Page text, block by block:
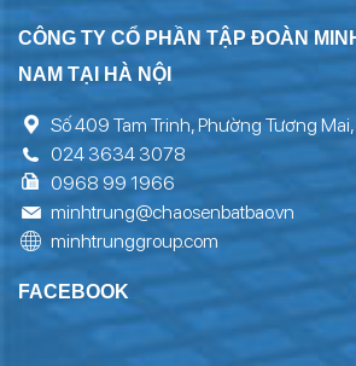
CÔNG TY CỔ PHẦN TẬP ĐOÀN
NAM TẠI HÀ NỘI
Số 409 Tam Trinh, Phường Tương Mai,
024 3634 3078
0968 99 1966
minhtrung@chaosenbatbao.vn
minhtrunggroup.com
FACEBOOK